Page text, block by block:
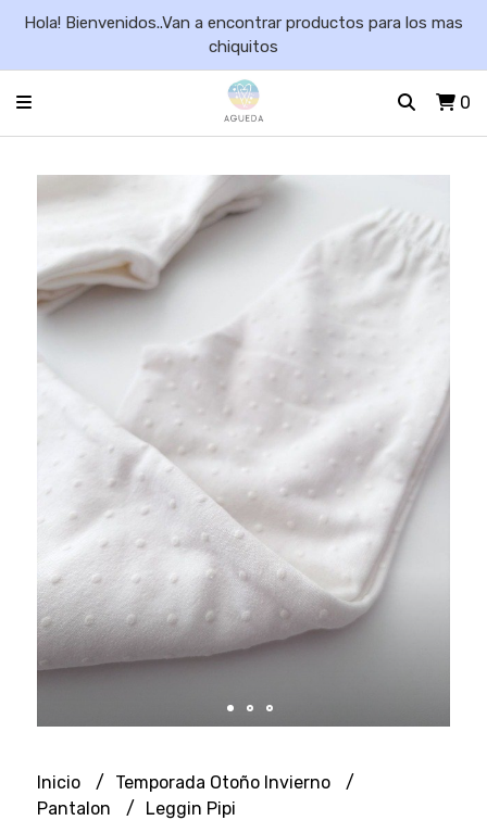
Hola! Bienvenidos..Van a encontrar productos para los mas
chiquitos
0
Inicio
Temporada Otoño Invierno
Pantalon
Leggin Pipi